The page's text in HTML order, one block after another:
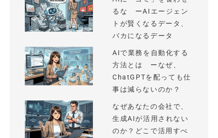
るな ーAIエージェン
トが賢くなるデータ、
バカになるデータ
AIで業務を自動化する
方法とは ーなぜ、
ChatGPTを配っても仕
事は減らないのか？
なぜあなたの会社で、
生成AIが活用されない
のか？どこで活用すべ